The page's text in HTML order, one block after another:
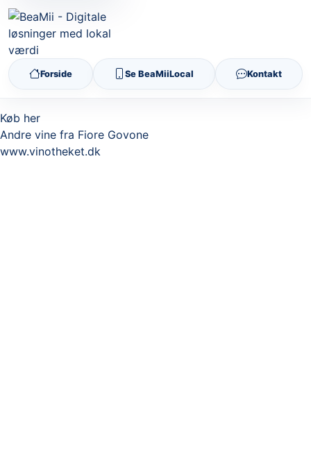
Forside Se BeaMiiLocal Kontakt
Køb her
Andre vine fra Fiore Govone
www.vinotheket.dk